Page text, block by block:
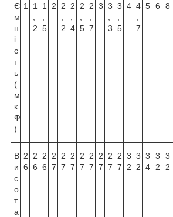
Є
м
н
і
с
т
ь
(
м
к
Ф
)
1
1
2
1
5
2
2
2
2
4
2
5
2
7
3 3
3
3
5
4 4
7
5 6 8
В
и
с
о
т
а
2
6
2
6
2
6
2
7
2
7
2
7
2
7
2
7
2
7
2
7
2
7
3
2
3
2
3
4
3
2
3
2